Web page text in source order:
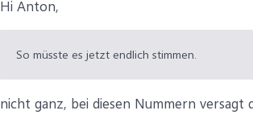
Hi Anton,
So müsste es jetzt endlich stimmen.
nicht ganz, bei diesen Nummern versagt